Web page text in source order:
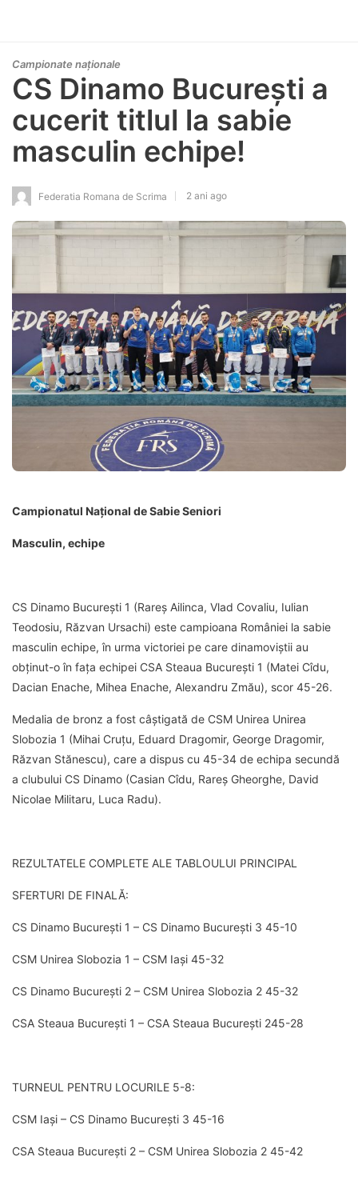
Campionate naționale
CS Dinamo București a
cucerit titlul la sabie
masculin echipe!
Federatia Romana de Scrima 2 ani ago
Campionatul Național de Sabie Seniori
Masculin, echipe
CS Dinamo București 1 (Rareș Ailinca, Vlad Covaliu, Iulian
Teodosiu, Răzvan Ursachi) este campioana României la sabie
masculin echipe, în urma victoriei pe care dinamoviștii au
obținut-o în fața echipei CSA Steaua București 1 (Matei Cîdu,
Dacian Enache, Mihea Enache, Alexandru Zmău), scor 45-26.
Medalia de bronz a fost câștigată de CSM Unirea Unirea
Slobozia 1 (Mihai Cruțu, Eduard Dragomir, George Dragomir,
Răzvan Stănescu), care a dispus cu 45-34 de echipa secundă
a clubului CS Dinamo (Casian Cîdu, Rareș Gheorghe, David
Nicolae Militaru, Luca Radu).
REZULTATELE COMPLETE ALE TABLOULUI PRINCIPAL
SFERTURI DE FINALĂ:
CS Dinamo București 1 – CS Dinamo București 3 45-10
CSM Unirea Slobozia 1 – CSM Iași 45-32
CS Dinamo București 2 – CSM Unirea Slobozia 2 45-32
CSA Steaua București 1 – CSA Steaua București 245-28
TURNEUL PENTRU LOCURILE 5-8:
CSM Iași – CS Dinamo București 3 45-16
CSA Steaua București 2 – CSM Unirea Slobozia 2 45-42